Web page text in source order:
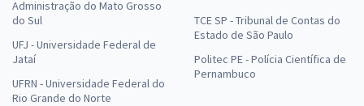
Administração do Mato Grosso
do Sul
UFJ - Universidade Federal de
Jataí
UFRN - Universidade Federal do
Rio Grande do Norte
TCE SP - Tribunal de Contas do
Estado de São Paulo
Politec PE - Polícia Científica de
Pernambuco